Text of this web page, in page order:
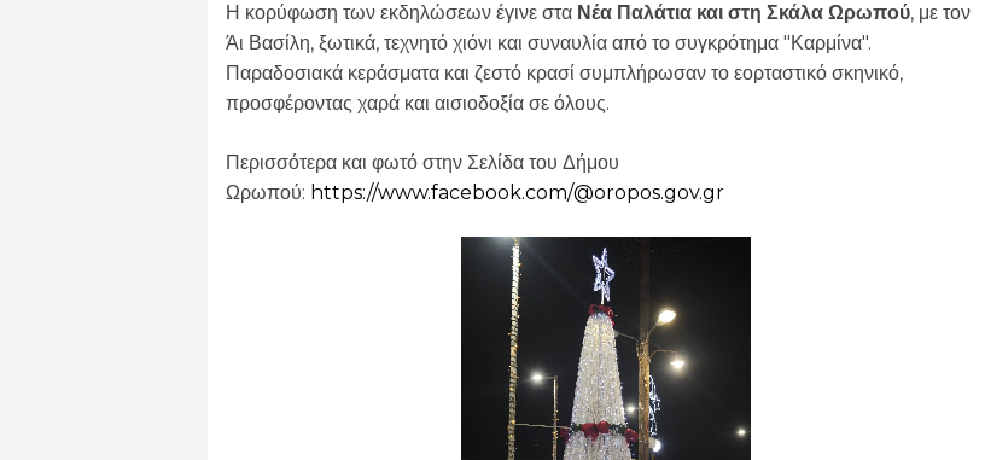
Η κορύφωση των εκδηλώσεων έγινε στα Νέα Παλάτια και στη Σκάλα Ωρωπού, με τον
Άι Βασίλη, ξωτικά, τεχνητό χιόνι και συναυλία από το συγκρότημα "Καρμίνα".
Παραδοσιακά κεράσματα και ζεστό κρασί συμπλήρωσαν το εορταστικό σκηνικό,
προσφέροντας χαρά και αισιοδοξία σε όλους.
Περισσότερα και φωτό στην Σελίδα του Δήμου
Ωρωπού: https://www.facebook.com/@oropos.gov.gr